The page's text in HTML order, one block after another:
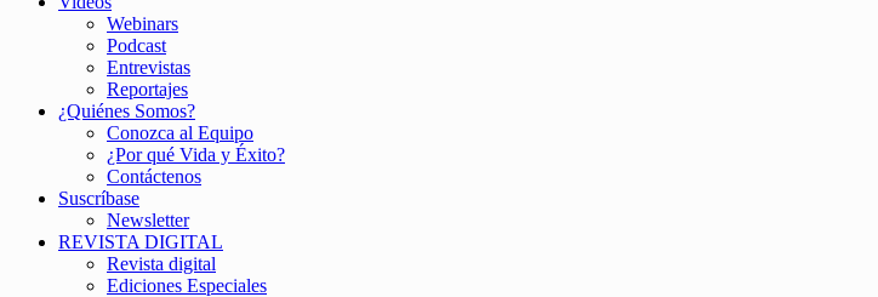
Webinars
Podcast
Entrevistas
Reportajes
¿Quiénes Somos?
Conozca al Equipo
¿Por qué Vida y Éxito?
Contáctenos
Suscríbase
Newsletter
REVISTA DIGITAL
Revista digital
Ediciones Especiales